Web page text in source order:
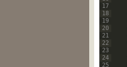
17
18
19
20
21
22
23
24
25